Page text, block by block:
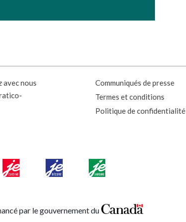
avec nous
Communiqués de presse
Termes et conditions
Politique de confidentialité
par le gouvernement du